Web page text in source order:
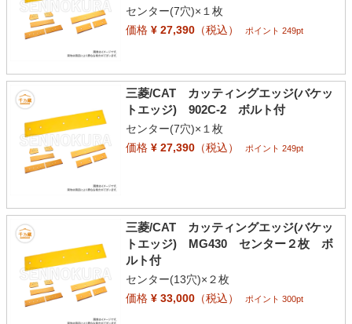
センター(7穴)×１枚
価格¥ 27,390（税込） ポイント 249pt
三菱/CAT カッティングエッジ(バケッ
トエッジ) 902C-2 ボルト付
センター(7穴)×１枚
価格¥ 27,390（税込） ポイント 249pt
三菱/CAT カッティングエッジ(バケッ
トエッジ) MG430 センター２枚 ボ
ルト付
センター(13穴)×２枚
価格¥ 33,000（税込） ポイント 300pt